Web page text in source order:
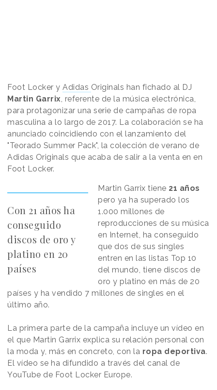
Foot Locker y Adidas Originals han fichado al DJ
Martin Garrix, referente de la música electrónica,
para protagonizar una serie de campañas de ropa
masculina a lo largo de 2017. La colaboración se ha
anunciado coincidiendo con el lanzamiento del
"Teorado Summer Pack", la colección de verano de
Adidas Originals que acaba de salir a la venta en en
Foot Locker.
Con 21 años ha
conseguido
discos de oro y
platino en 20
países
Martin Garrix tiene 21 años
pero ya ha superado los
1.000 millones de
reproducciones de su música
en Internet, ha conseguido
que dos de sus singles
entren en las listas Top 10
del mundo, tiene discos de
oro y platino en más de 20
países y ha vendido 7 millones de singles en el
último año.
La primera parte de la campaña incluye un vídeo en
el que Martin Garrix explica su relación personal con
la moda y, más en concreto, con la ropa deportiva.
El vídeo se ha difundido a través del canal de
YouTube de Foot Locker Europe.